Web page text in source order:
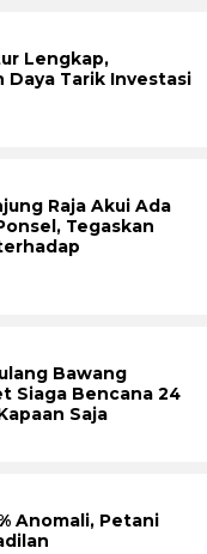
Lengkap,
Daya Tarik Investasi
Raja Akui Ada
Tegaskan
Bawang
Siaga Bencana 24
Saja
Anomali, Petani